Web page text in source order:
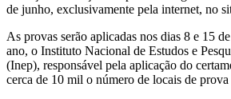
de junho, exclusivamente pela internet, no
As provas serão aplicadas nos dias 8 e 15
ano, o Instituto Nacional de Estudos e
(Inep), responsável pela aplicação do
cerca de 10 mil o número de locais de